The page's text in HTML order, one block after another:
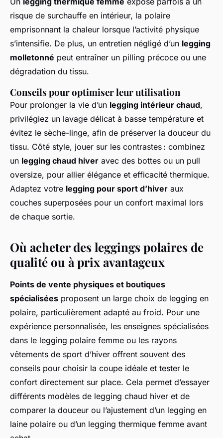
risque de surchauffe en intérieur, la polaire
emprisonnant la chaleur lorsque l’activité physique
s’intensifie. De plus, un entretien négligé d’un legging
molletonné peut entraîner un pilling précoce ou une
dégradation du tissu.
Conseils pour optimiser leur utilisation
Pour prolonger la vie d’un legging intérieur chaud,
privilégiez un lavage délicat à basse température et
évitez le sèche-linge, afin de préserver la douceur du
tissu. Côté style, jouer sur les contrastes : combinez
un legging chaud hiver avec des bottes ou un pull
oversize, pour allier élégance et efficacité thermique.
Adaptez votre legging pour sport d’hiver aux
couches superposées pour un confort maximal lors
de chaque sortie.
Où acheter des leggings polaires de
qualité ou à prix avantageux
Points de vente physiques et boutiques
spécialisées proposent un large choix de legging en
polaire, particulièrement adapté au froid. Pour une
expérience personnalisée, les enseignes spécialisées
dans le legging polaire femme ou les rayons
vêtements de sport d’hiver offrent souvent des
conseils pour choisir la coupe idéale et tester le
confort directement sur place. Cela permet d’essayer
différents modèles de legging chaud hiver et de
comparer la douceur ou l’ajustement d’un legging en
laine polaire ou d’un legging thermique femme avant